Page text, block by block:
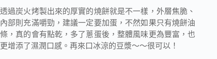
透過炭火烤製出來的厚實的燒餅就是不一樣，外層焦脆、
內部則充滿嚼勁，建議一定要加蛋，不然如果只有燒餅油
條，真的會有點乾，多了蔥蛋後，整體風味更為豐富，也
更增添了濕潤口感。再來口冰涼的豆漿～～很可以！